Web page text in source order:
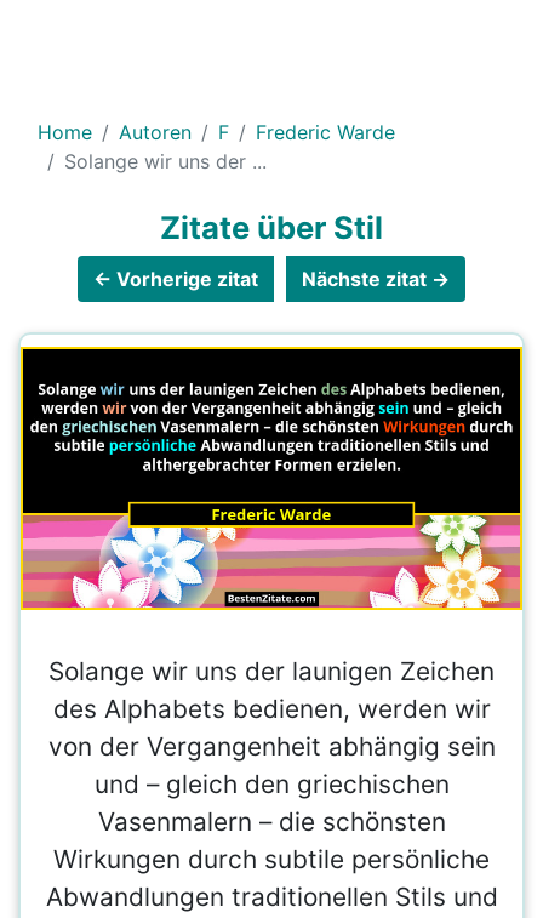
Home Autoren F
Frederic Warde
Solange wir uns der ...
Zitate über Stil
← Vorherige zitat Nächste zitat →
Solange wir uns der launigen Zeichen
des Alphabets bedienen, werden wir
von der Vergangenheit abhängig sein
und – gleich den griechischen
Vasenmalern – die schönsten
Wirkungen durch subtile persönliche
Abwandlungen traditionellen Stils und